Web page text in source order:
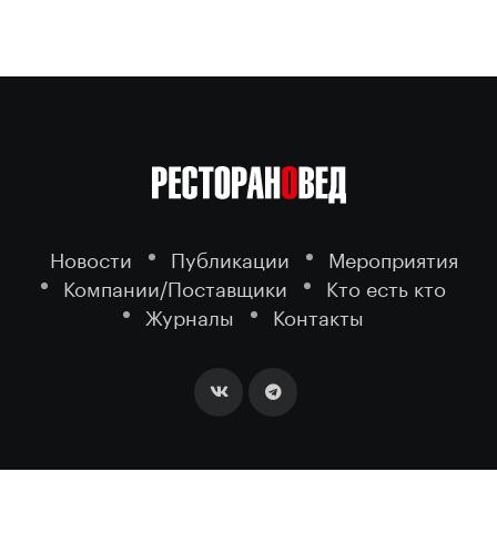
Новости Публикации
Мероприятия
Компании/Поставщики
Кто есть кто
Журналы
Контакты